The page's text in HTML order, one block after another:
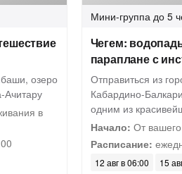
озеро
в
Мини-группа до 5
Чегем:
параплане с
Отправиться из
Кабардино-
одним из
Начало: От
Расписание:
12 авг в 06:00 15